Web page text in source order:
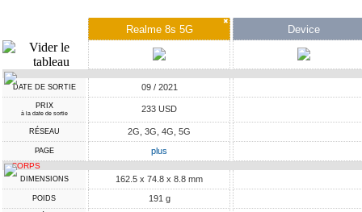
✖
Realme 8s 5G Device
DATE DE SORTIE 09 / 2021
PRIX
à la date de sortie 233 USD
RÉSEAU 2G, 3G, 4G, 5G
PAGE plus
CORPS
DIMENSIONS 162.5 x 74.8 x 8.8 mm
POIDS 191 g